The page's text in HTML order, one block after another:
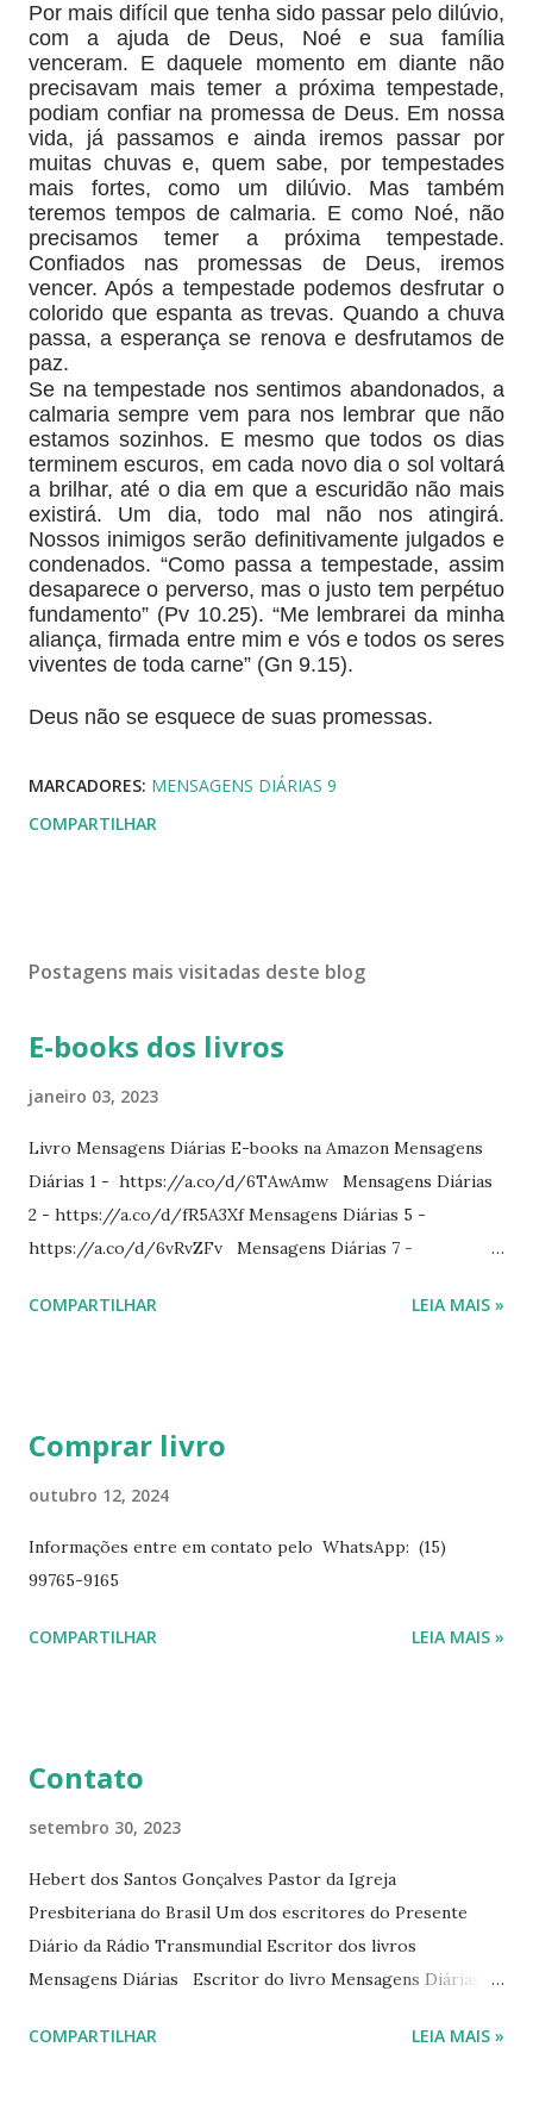
Por mais difícil que tenha sido passar pelo dilúvio,
com a ajuda de Deus, Noé e sua família
venceram. E daquele momento em diante não
precisavam mais temer a próxima tempestade,
podiam confiar na promessa de Deus. Em nossa
vida, já passamos e ainda iremos passar por
muitas chuvas e, quem sabe, por tempestades
mais fortes, como um dilúvio. Mas também
teremos tempos de calmaria. E como Noé, não
precisamos temer a próxima tempestade.
Confiados nas promessas de Deus, iremos
vencer. Após a tempestade podemos desfrutar o
colorido que espanta as trevas. Quando a chuva
passa, a esperança se renova e desfrutamos de
paz.
Se na tempestade nos sentimos abandonados, a
calmaria sempre vem para nos lembrar que não
estamos sozinhos. E mesmo que todos os dias
terminem escuros, em cada novo dia o sol voltará
a brilhar, até o dia em que a escuridão não mais
existirá. Um dia, todo mal não nos atingirá.
Nossos inimigos serão definitivamente julgados e
condenados. “Como passa a tempestade, assim
desaparece o perverso, mas o justo tem perpétuo
fundamento” (Pv 10.25). “Me lembrarei da minha
aliança, firmada entre mim e vós e todos os seres
viventes de toda carne” (Gn 9.15).
Deus não se esquece de suas promessas.
MARCADORES: MENSAGENS DIÁRIAS 9
COMPARTILHAR
Postagens mais visitadas deste blog
E-books dos livros
janeiro 03, 2023
Livro Mensagens Diárias E-books na Amazon Mensagens
Diárias 1 - https://a.co/d/6TAwAmw Mensagens Diárias
2 - https://a.co/d/fR5A3Xf Mensagens Diárias 5 -
https://a.co/d/6vRvZFv Mensagens Diárias 7 -
https://a.co/d/h4iP1oj Mensagens Diárias 10 -
Mensagens Diárias 4 -
mensagens diárias traz uma meditação para cada dia do
ano. Passagens bíblicas, ilustrações, histórias
Diário da Rádio Trans mundial a mais de 15 anos. Escreveu o
COMPARTILHAR LEIA MAIS »
Comprar livro
outubro 12, 2024
Informações entre em contato pelo WhatsApp: (15)
99765-9165
COMPARTILHAR LEIA MAIS »
Contato
setembro 30, 2023
Hebert dos Santos Gonçalves Pastor da Igreja
Presbiteriana do Brasil Um dos escritores do Presente
Diário da Rádio Transmundial Escritor dos livros
Mensagens Diárias Escritor do livro Mensagens Diárias da
livromensagensdiarias@gmail.com Whatsapp: (15) 99765-
COMPARTILHAR LEIA MAIS »